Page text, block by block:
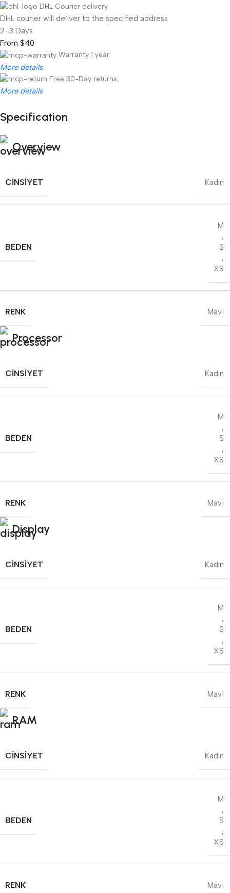
DHL Courier delivery
DHL courier will deliver to the specified address
2-3 Days
From $40
Warranty 1 year
More details
Free 30-Day returns
More details
Unbeatable offers
Specification
Overview
CINSIYET Kadın
BEDEN
M
,
S
,
XS
RENK Mavi
Processor
CINSIYET Kadın
BEDEN
M
,
S
,
XS
RENK Mavi
Display
CINSIYET Kadın
BEDEN
M
,
S
,
XS
RENK Mavi
RAM
CINSIYET Kadın
BEDEN
M
,
S
,
XS
RENK Mavi